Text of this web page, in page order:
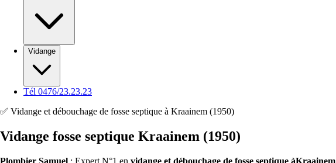
Vidange
Tél 0476/23.23.23
✅ Vidange et débouchage de fosse septique à Kraainem (1950)
Vidange fosse septique Kraainem (1950)
Plombier Samuel : Expert N°1 en vidange et débouchage de fosse septique àKraainem